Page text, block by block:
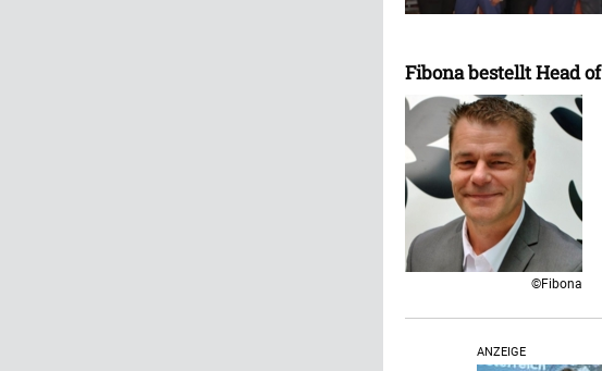
Fibona bestellt Head
©Fibona
ANZEIGE